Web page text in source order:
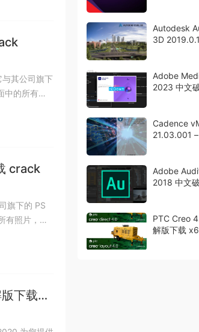
其公司旗下
中的所有照
crack
旗下的 PS
有照片，并
下载
Autodesk
3D
Adobe
2023 中文
Cadence
21.03.001
Adobe
2018 中文
PTC Creo
解版下载